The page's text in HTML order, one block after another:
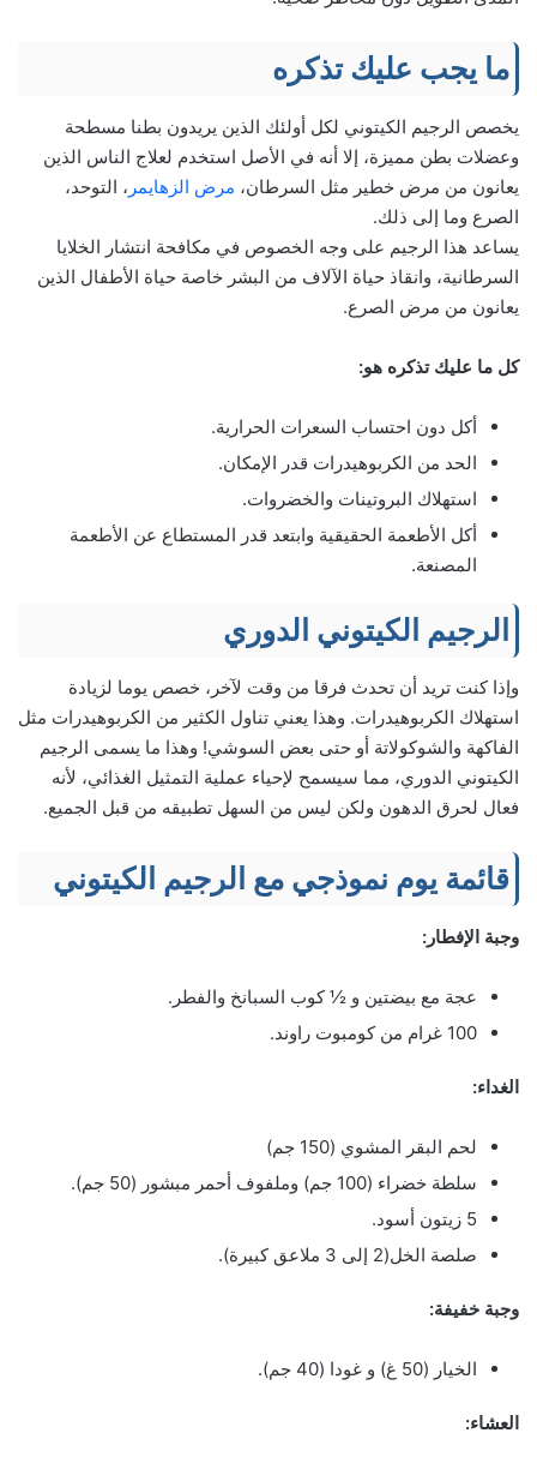
ما يجب عليك تذكره
يخصص الرجيم الكيتوني لكل أولئك الذين يريدون بطنا مسطحة
وعضلات بطن مميزة، إلا أنه في الأصل استخدم لعلاج الناس الذين
يعانون من مرض خطير مثل السرطان، مرض الزهايمر ، التوحد،
الصرع وما إلى ذلك.
يساعد هذا الرجيم على وجه الخصوص في مكافحة انتشار الخلايا
السرطانية، وانقاذ حياة الآلاف من البشر خاصة حياة الأطفال الذين
يعانون من مرض الصرع.
كل ما عليك تذكره هو:
أكل دون احتساب السعرات الحرارية.
الحد من الكربوهيدرات قدر الإمكان.
استهلاك البروتينات والخضروات.
أكل الأطعمة الحقيقية وابتعد قدر المستطاع عن الأطعمة
المصنعة.
الرجيم الكيتوني الدوري
وإذا كنت تريد أن تحدث فرقا من وقت لآخر، خصص يوما لزيادة
استهلاك الكربوهيدرات. وهذا يعني تناول الكثير من الكربوهيدرات مثل
الفاكهة والشوكولاتة أو حتى بعض السوشي! وهذا ما يسمى الرجيم
الكيتوني الدوري، مما سيسمح لإحياء عملية التمثيل الغذائي، لأنه
فعال لحرق الدهون ولكن ليس من السهل تطبيقه من قبل الجميع.
قائمة يوم نموذجي مع الرجيم الكيتوني
وجبة الإفطار:
عجة مع بيضتين و ½ كوب السبانخ والفطر.
100 غرام من كومبوت راوند.
الغداء:
لحم البقر المشوي (150 جم)
سلطة خضراء (100 جم) وملفوف أحمر مبشور (50 جم).
5 زيتون أسود.
صلصة الخل(2 إلى 3 ملاعق كبيرة).
وجبة خفيفة:
الخيار (50 غ) و غودا (40 جم).
العشاء: